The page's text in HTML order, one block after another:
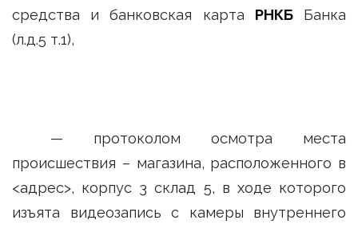
средства и банковская карта РНКББанка
(л.д.5 т.1),
— протоколом осмотра места
происшествия – магазина, расположенного в
<адрес>, корпус 3 склад 5, в ходе которого
изъята видеозапись с камеры внутреннего